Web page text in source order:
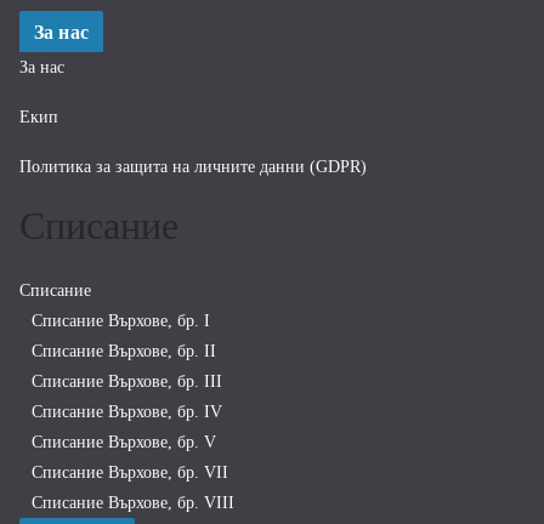
За нас
За нас
Екип
Политика за защита на личните данни (GDPR)
Списание
Списание
Списание Върхове, бр. I
Списание Върхове, бр. II
Списание Върхове, бр. III
Списание Върхове, бр. IV
Списание Върхове, бр. V
Списание Върхове, бр. VII
Списание Върхове, бр. VIII